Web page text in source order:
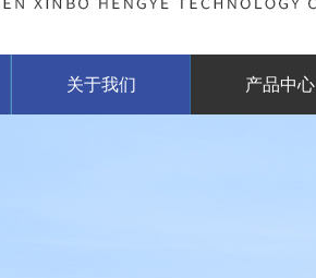
关于我们 产品中心